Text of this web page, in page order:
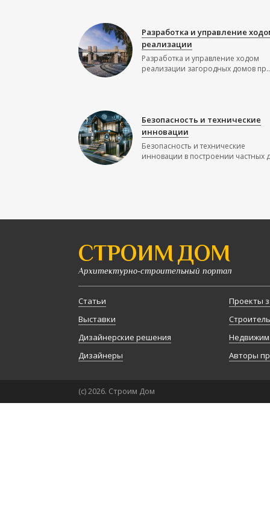
Разработка и управление
реализации
Разработка и управление ходом
реализации загородных домов
Безопасность и технические
инновации
Безопасность и технические
инновации в построении частных
СТРОИМ ДОМ
Архитектурно-строительный портал
Статьи
Выставки
Дизайнерские решения
Дизайнеры
Проекты
Авторы
(с) 2026. Строим Дом